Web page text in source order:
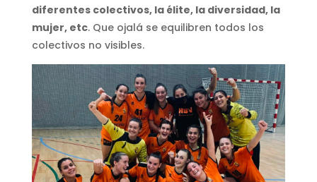
diferentes colectivos, la élite, la diversidad, la
mujer, etc. Que ojalá se equilibren todos los
colectivos no visibles.